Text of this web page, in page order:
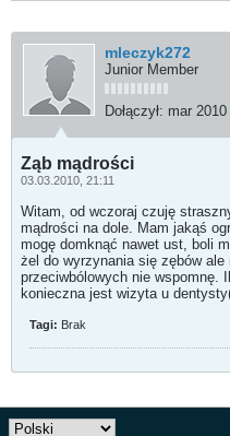
mleczyk272
Junior Member
Dołączył: mar 2010
Ząb mądrości
03.03.2010, 21:11
Witam, od wczoraj czuję
mądrości na dole. Mam jakąś
mogę domknąć nawet ust, boli
żel do wyrzynania się zębów ale
przeciwbólowych nie wspomnę.
konieczna jest wizyta u
Tagi: Brak